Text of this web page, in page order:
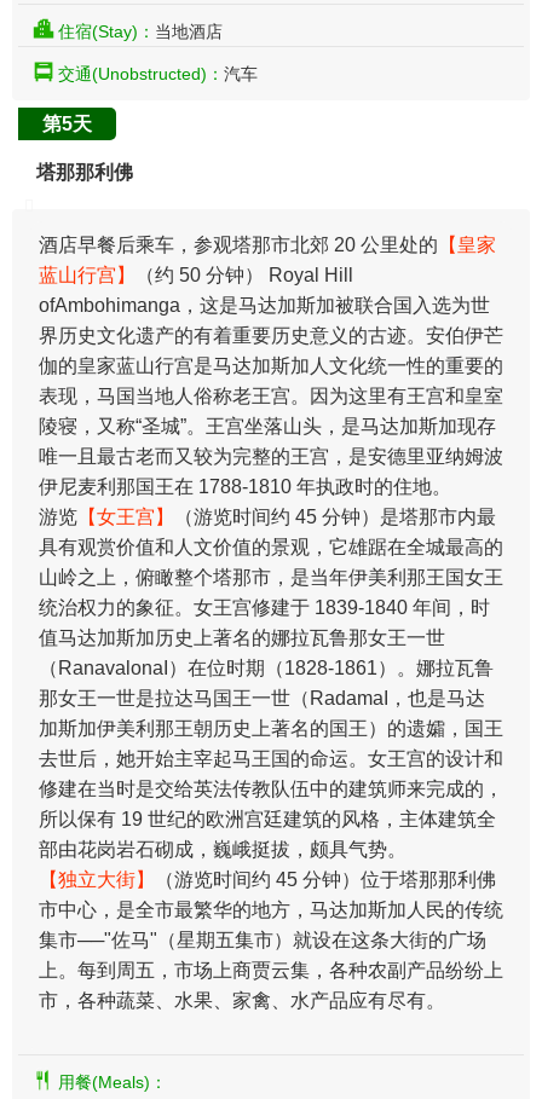
住宿(Stay)： 当地酒店
交通(Unobstructed)： 汽车
第5天
塔那那利佛
酒店早餐后乘车，参观塔那市北郊 20 公里处的 【皇家
蓝山行宫】
（约 50 分钟） Royal Hill
ofAmbohimanga，这是马达加斯加被联合国入选为世
界历史文化遗产的有着重要历史意义的古迹。安伯伊芒
伽的皇家蓝山行宫是马达加斯加人文化统一性的重要的
表现，马国当地人俗称老王宫。因为这里有王宫和皇室
陵寝，又称“圣城”。王宫坐落山头，是马达加斯加现存
唯一且最古老而又较为完整的王宫，是安德里亚纳姆波
伊尼麦利那国王在 1788-1810 年执政时的住地。
游览 【女王宫】
（游览时间约 45 分钟）是塔那市内最
具有观赏价值和人文价值的景观，它雄踞在全城最高的
山岭之上，俯瞰整个塔那市，是当年伊美利那王国女王
统治权力的象征。女王宫修建于 1839-1840 年间，时
值马达加斯加历史上著名的娜拉瓦鲁那女王一世
（RanavalonaI）在位时期（1828-1861）。娜拉瓦鲁
那女王一世是拉达马国王一世（RadamaI，也是马达
加斯加伊美利那王朝历史上著名的国王）的遗孀，国王
去世后，她开始主宰起马王国的命运。女王宫的设计和
修建在当时是交给英法传教队伍中的建筑师来完成的，
所以保有 19 世纪的欧洲宫廷建筑的风格，主体建筑全
部由花岗岩石砌成，巍峨挺拔，颇具气势。
【独立大街】
（游览时间约 45 分钟）位于塔那那利佛
市中心，是全市最繁华的地方，马达加斯加人民的传统
集市──"佐马"（星期五集市）就设在这条大街的广场
上。每到周五，市场上商贾云集，各种农副产品纷纷上
市，各种蔬菜、水果、家禽、水产品应有尽有。
用餐(Meals)：